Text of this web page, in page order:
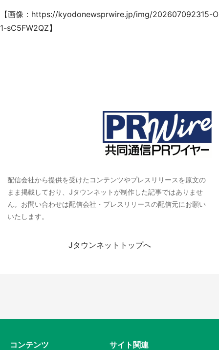
【画像： https://kyodonewsprwire.jp/img/202607092315-O
1-sC5FW2QZ】
配信会社から提供を受けたコンテンツやプレスリリースを原文の
まま掲載しており、Jタウンネットが制作した記事ではありませ
ん。お問い合わせは配信会社・プレスリリースの配信元にお願い
いたします。
Jタウンネットトップへ
コンテンツ サイト関連